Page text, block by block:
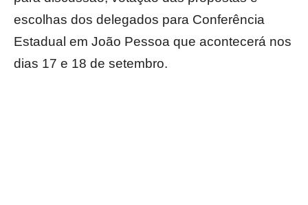
escolhas dos delegados para Conferência
Estadual em João Pessoa que acontecerá nos
dias 17 e 18 de setembro.